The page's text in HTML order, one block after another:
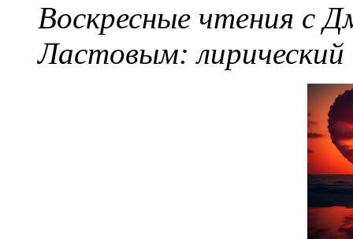
Воскресные чтения с
Ластовым: